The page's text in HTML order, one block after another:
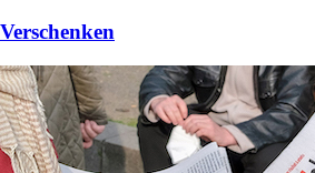
Verschenken